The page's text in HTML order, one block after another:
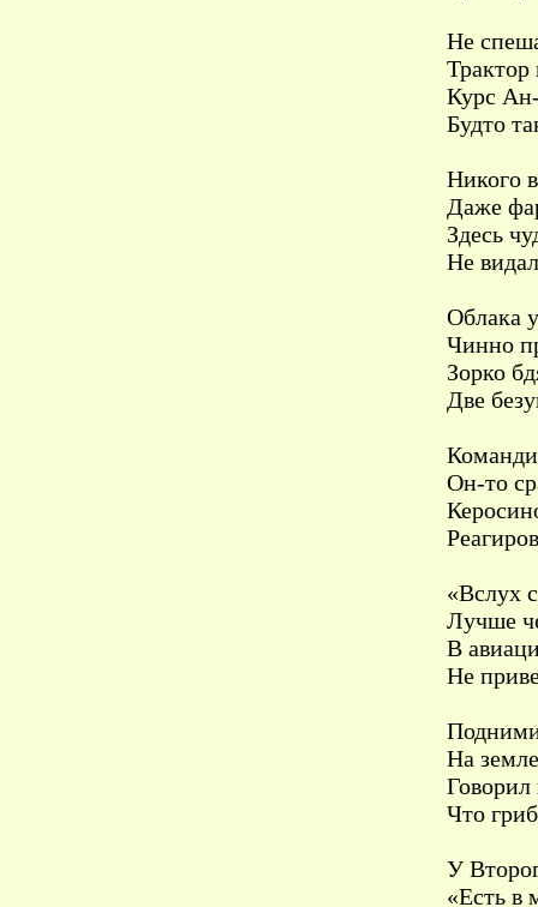
Не
Трактор
Курс
Будто
Никого
Даже
Здесь
Не
Облака
Чинно
Зорко
Две
Он-то
«Вслух
Лучше
В
Не
На
Говорил
Что
У
«Есть в